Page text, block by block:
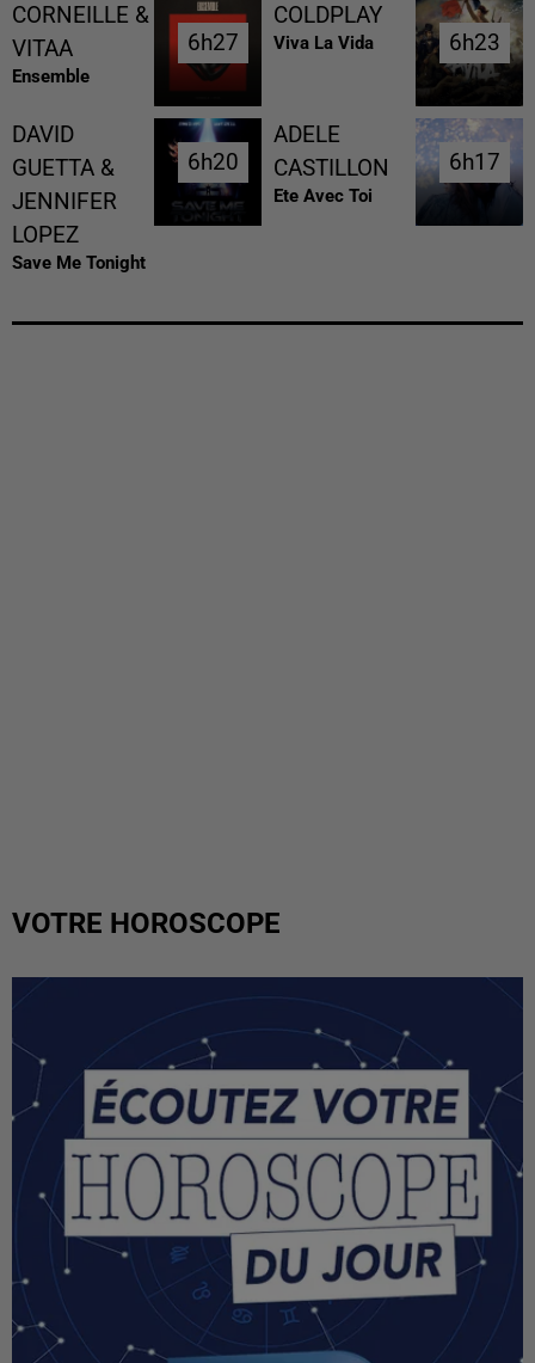
CORNEILLE &
VITAA
Ensemble
6h27
6h27
COLDPLAY
Viva La Vida 6h23
6h23
DAVID
GUETTA &
JENNIFER
LOPEZ
Save Me Tonight
6h20
6h20
ADELE
CASTILLON
Ete Avec Toi
6h17
6h17
VOTRE HOROSCOPE